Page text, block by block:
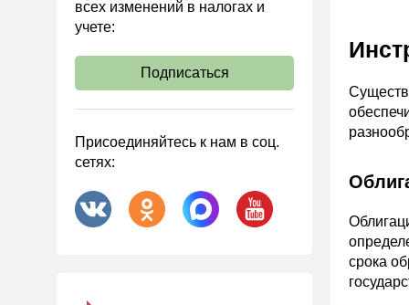
Охрана труда
Валютные операции
Налоговая система РФ
Налоговое планирование
Договоры
АО
всех изменений в налогах и
учете:
Подписаться
Присоединяйтесь к нам в соц.
сетях:
срока